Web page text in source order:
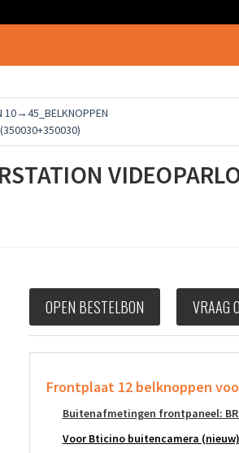
10→45_BELKNOPPEN
OPEN BESTELBON VRAAG
Frontplaat 12 belknoppen
Buitenafmetingen frontpaneel: BR
Voor Bticino buitencamera (nieuw)